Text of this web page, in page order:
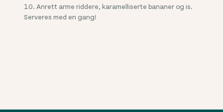
Anrett arme riddere, karamelliserte bananer og is.
Serveres med en gang!